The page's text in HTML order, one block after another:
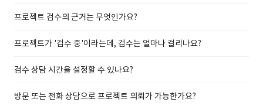
프로젝트 검수의 근거는 무엇인가요?
프로젝트가 '검수 중'이라는데, 검수는 얼마나 걸리나요?
검수 상담 시간을 설정할 수 있나요?
방문 또는 전화 상담으로 프로젝트 의뢰가 가능한가요?